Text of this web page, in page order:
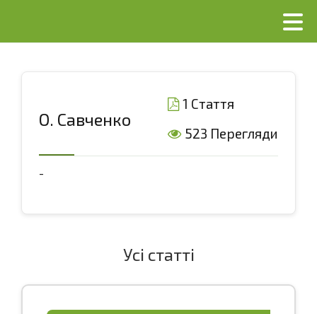
О. Савченко
1 Стаття
523 Перегляди
-
Усі статті